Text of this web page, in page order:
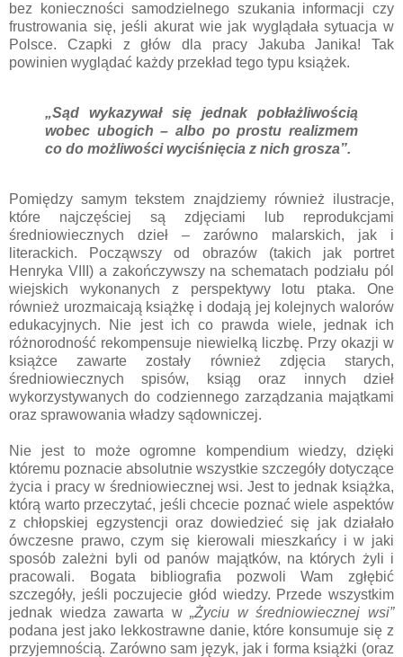
bez konieczności samodzielnego szukania informacji czy
frustrowania się, jeśli akurat wie jak wyglądała sytuacja w
Polsce. Czapki z głów dla pracy Jakuba Janika! Tak
powinien wyglądać każdy przekład tego typu książek.
„Sąd wykazywał się jednak pobłażliwością
wobec ubogich – albo po prostu realizmem
co do możliwości wyciśnięcia z nich grosza”.
Pomiędzy samym tekstem znajdziemy również ilustracje,
które najczęściej są zdjęciami lub reprodukcjami
średniowiecznych dzieł – zarówno malarskich, jak i
literackich. Począwszy od obrazów (takich jak portret
Henryka VIII) a zakończywszy na schematach podziału pól
wiejskich wykonanych z perspektywy lotu ptaka. One
również urozmaicają książkę i dodają jej kolejnych walorów
edukacyjnych. Nie jest ich co prawda wiele, jednak ich
różnorodność rekompensuje niewielką liczbę. Przy okazji w
książce zawarte zostały również zdjęcia starych,
średniowiecznych spisów, ksiąg oraz innych dzieł
wykorzystywanych do codziennego zarządzania majątkami
oraz sprawowania władzy sądowniczej.
Nie jest to może ogromne kompendium wiedzy, dzięki
któremu poznacie absolutnie wszystkie szczegóły dotyczące
życia i pracy w średniowiecznej wsi. Jest to jednak książka,
którą warto przeczytać, jeśli chcecie poznać wiele aspektów
z chłopskiej egzystencji oraz dowiedzieć się jak działało
ówczesne prawo, czym się kierowali mieszkańcy i w jaki
sposób zależni byli od panów majątków, na których żyli i
pracowali. Bogata bibliografia pozwoli Wam zgłębić
szczegóły, jeśli poczujecie głód wiedzy. Przede wszystkim
jednak wiedza zawarta w„Życiu w średniowiecznej wsi”
podana jest jako lekkostrawne danie, które konsumuje się z
przyjemnością. Zarówno sam język, jak i forma książki (oraz